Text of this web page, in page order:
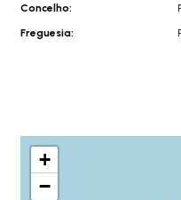
Concelho:
Freguesia:
+
−